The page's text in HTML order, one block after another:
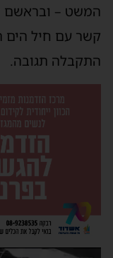
המשט – ובראשם
קשר עם חיל הים
התקבלה תגובה.